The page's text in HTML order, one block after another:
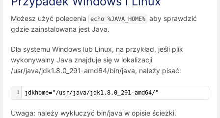
Możesz użyć polecenia echo %JAVA_HOME% aby sprawdzić
gdzie zainstalowana jest Java.
Dla systemu Windows lub Linux, na przykład, jeśli plik
wykonywalny Java znajduje się w lokalizacji
/usr/java/jdk1.8.0_291-amd64/bin/java, należy pisać:
1 jdkhome="/usr/java/jdk1.8.0_291-amd64/"
Uwaga: należy wykluczyć bin/java w opisie ścieżki.